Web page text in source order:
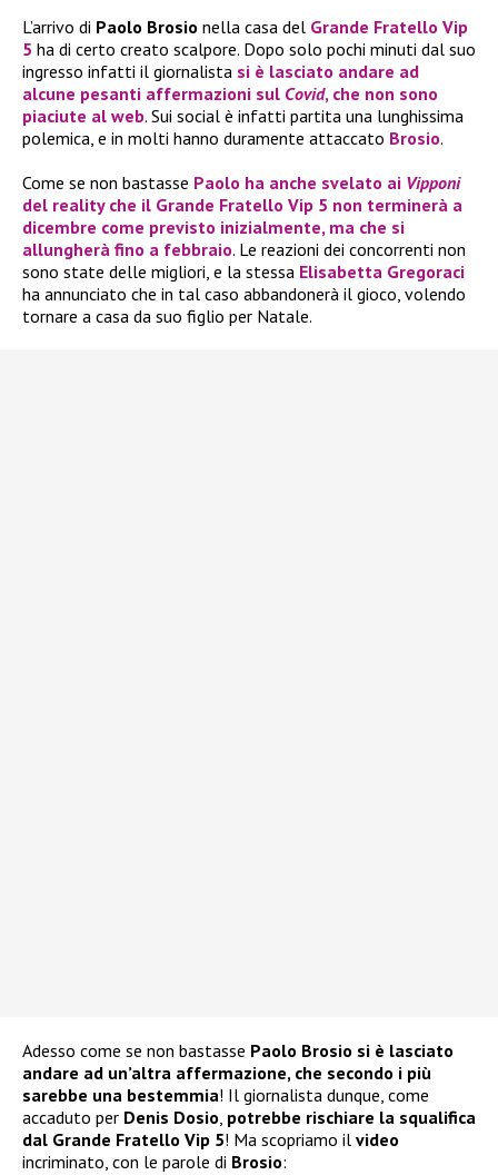
L’arrivo di Paolo Brosio nella casa del Grande Fratello Vip
5 ha di certo creato scalpore. Dopo solo pochi minuti dal suo
ingresso infatti il giornalista si è lasciato andare ad
alcune pesanti affermazioni sul Covid, che non sono
piaciute al web. Sui social è infatti partita una lunghissima
polemica, e in molti hanno duramente attaccato Brosio.
Come se non bastasse Paolo ha anche svelato ai Vipponi
del reality che il Grande Fratello Vip 5 non terminerà a
dicembre come previsto inizialmente, ma che si
allungherà fino a febbraio. Le reazioni dei concorrenti non
sono state delle migliori, e la stessa Elisabetta Gregoraci
ha annunciato che in tal caso abbandonerà il gioco, volendo
tornare a casa da suo figlio per Natale.
Adesso come se non bastasse Paolo Brosio si è lasciato
andare ad un’altra affermazione, che secondo i più
sarebbe una bestemmia! Il giornalista dunque, come
accaduto per Denis Dosio, potrebbe rischiare la squalifica
dal Grande Fratello Vip 5! Ma scopriamo il video
incriminato, con le parole di Brosio: